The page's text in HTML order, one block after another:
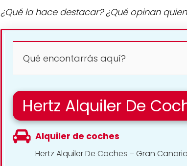
¿Qué la hace destacar? ¿Qué opinan
Qué encontarrás aquí?
Hertz Alquiler De
Alquiler de coches
Hertz Alquiler De Coches – Gran